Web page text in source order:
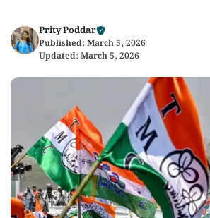
Prity Poddar
Published: March 5, 2026
Updated: March 5, 2026